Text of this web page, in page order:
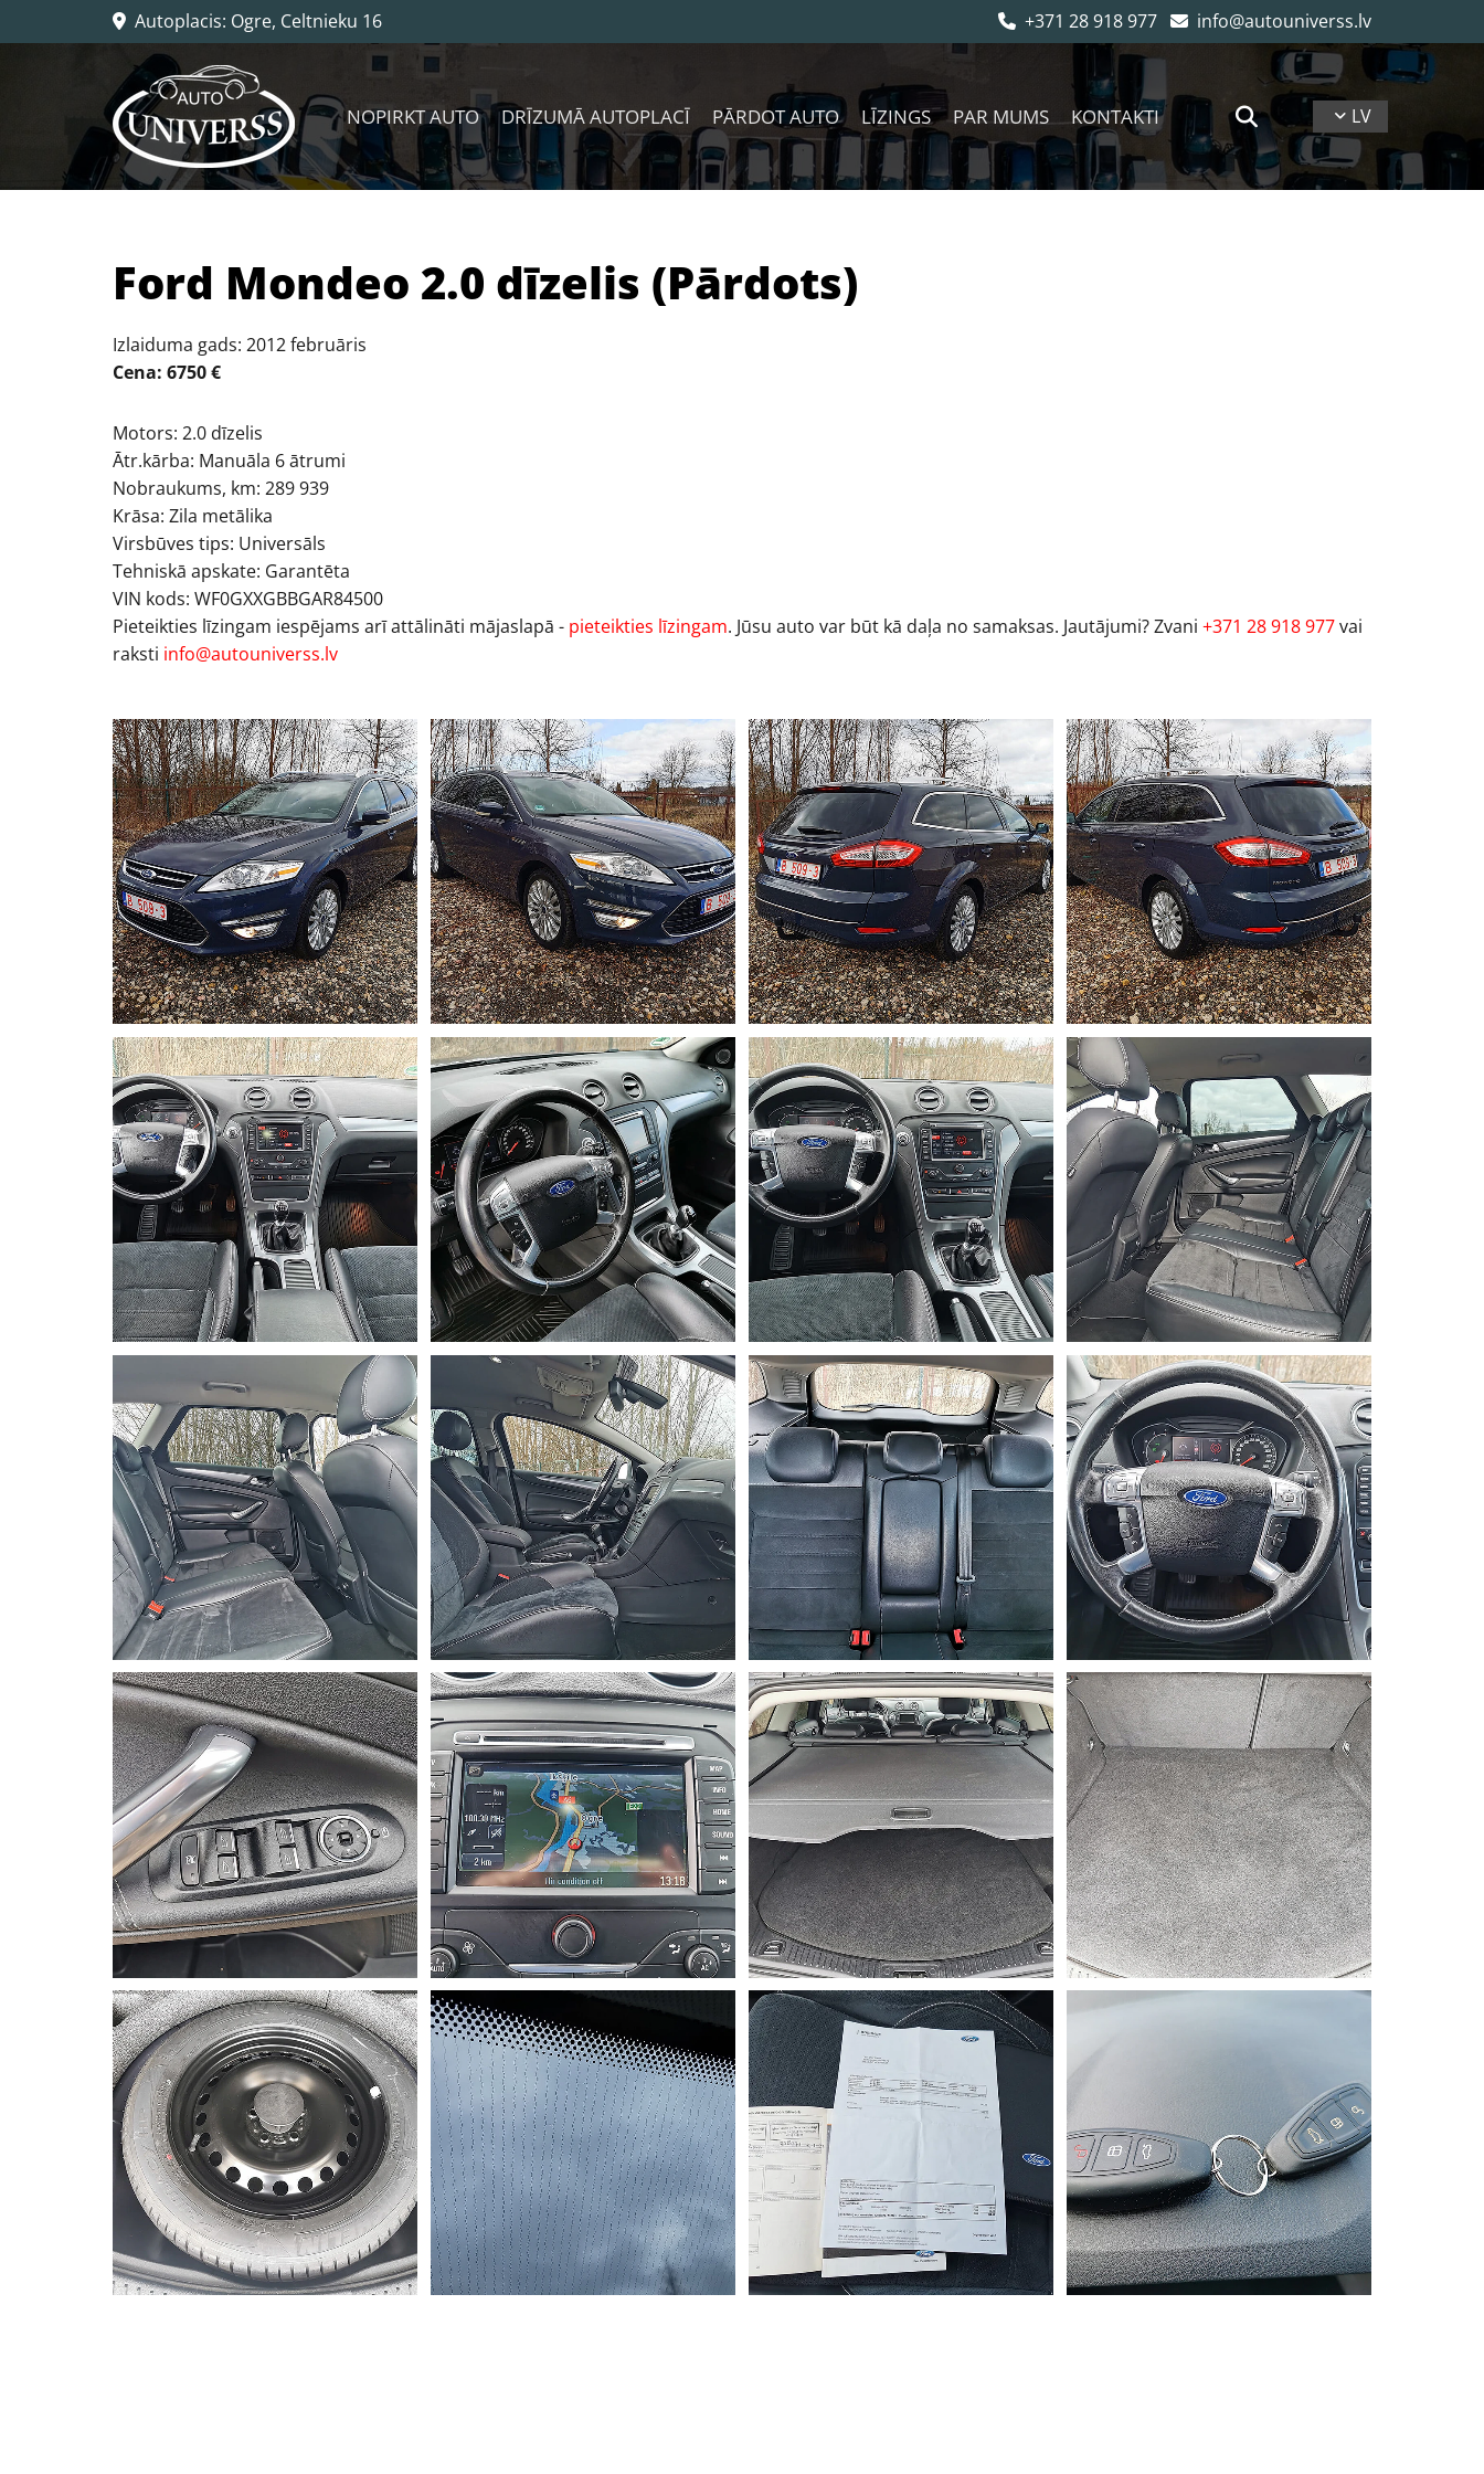
 Autoplacis: Ogre, Celtnieku 16  +371 28 918 977  info@autouniverss.lv
NOPIRKT AUTO DRĪZUMĀ AUTOPLACĪ PĀRDOT AUTO LĪZINGS PAR MUMS KONTAKTI LV
Ford Mondeo 2.0 dīzelis (Pārdots)
Izlaiduma gads: 2012 februāris
Cena: 6750 €
Motors: 2.0 dīzelis
Ātr.kārba: Manuāla 6 ātrumi
Nobraukums, km: 289 939
Krāsa: Zila metālika
Virsbūves tips: Universāls
Tehniskā apskate: Garantēta
VIN kods: WF0GXXGBBGAR84500
Pieteikties līzingam iespējams arī attālināti mājaslapā - pieteikties līzingam. Jūsu auto var būt kā daļa no samaksas. Jautājumi? Zvani +371 28 918 977vai
raksti info@autouniverss.lv